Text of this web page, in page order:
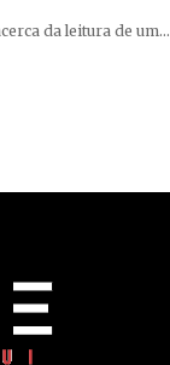
da leitura de um…